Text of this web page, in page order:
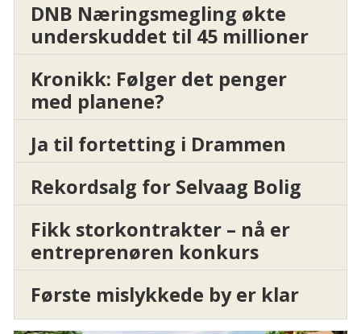
DNB Næringsmegling økte
underskuddet til 45 millioner
Kronikk: Følger det penger
med planene?
Ja til fortetting i Drammen
Rekordsalg for Selvaag Bolig
Fikk storkontrakter – nå er
entreprenøren konkurs
Første mislykkede by er klar